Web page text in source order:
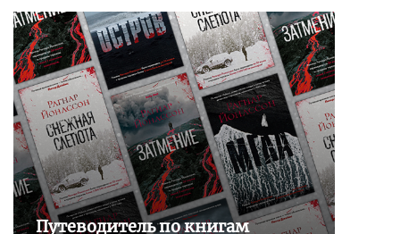
Путеводитель по книгам